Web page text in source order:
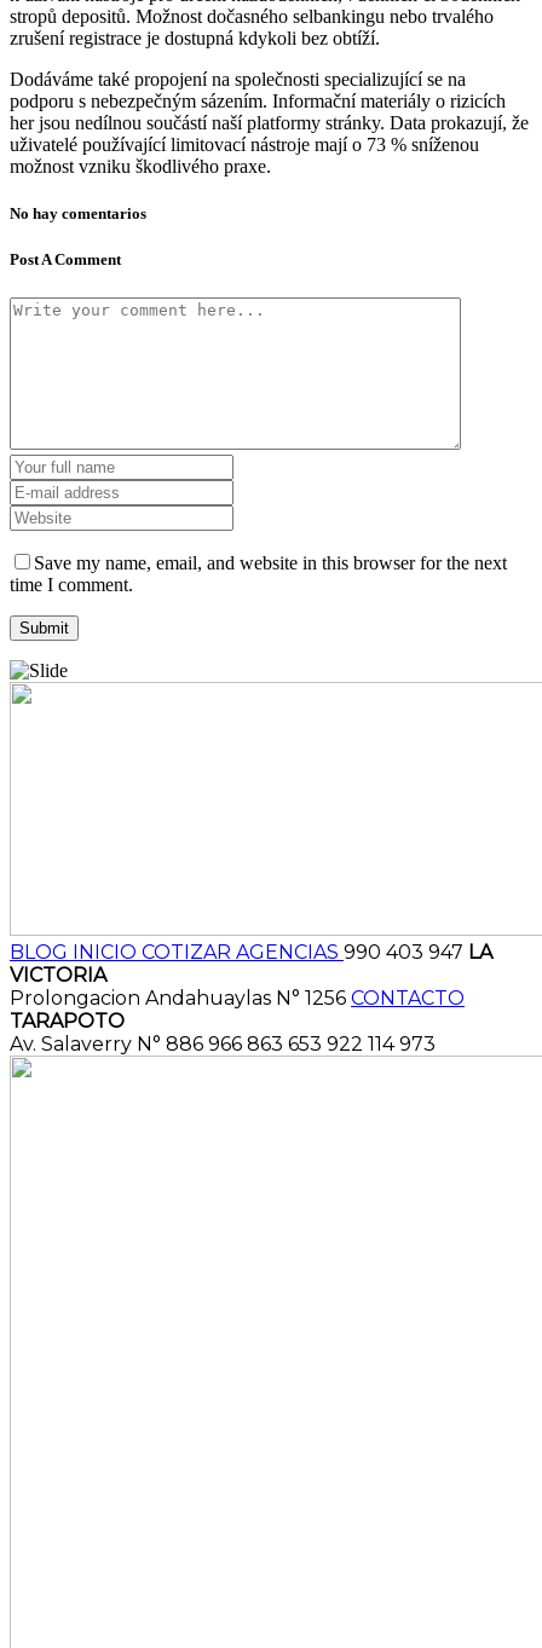
stropů depositů. Možnost dočasného selbankingu nebo trvalého
zrušení registrace je dostupná kdykoli bez obtíží.
Dodáváme také propojení na společnosti specializující se na
podporu s nebezpečným sázením. Informační materiály o rizicích
her jsou nedílnou součástí naší platformy stránky. Data prokazují, že
uživatelé používající limitovací nástroje mají o 73 % sníženou
možnost vzniku škodlivého praxe.
No hay comentarios
Post A Comment
Save my name, email, and website in this browser for the next
time I comment.
BLOG INICIO COTIZAR AGENCIAS 990 403 947 LA
VICTORIA
Prolongacion Andahuaylas N° 1256 CONTACTO
TARAPOTO
Av. Salaverry N° 886 966 863 653 922 114 973